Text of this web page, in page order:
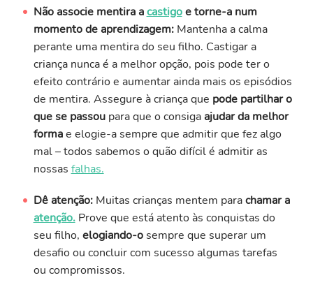
Não associe mentira acastigoe torne-a num
momento de aprendizagem: Mantenha a calma
perante uma mentira do seu filho. Castigar a
criança nunca é a melhor opção, pois pode ter o
efeito contrário e aumentar ainda mais os episódios
de mentira. Assegure à criança que pode partilhar o
que se passoupara que o consiga ajudar da melhor
formae elogie-a sempre que admitir que fez algo
mal – todos sabemos o quão difícil é admitir as
nossas falhas.
Dê atenção: Muitas crianças mentem parachamar a
atenção.Prove que está atento às conquistas do
seu filho, elogiando-osempre que superar um
desafio ou concluir com sucesso algumas tarefas
ou compromissos.